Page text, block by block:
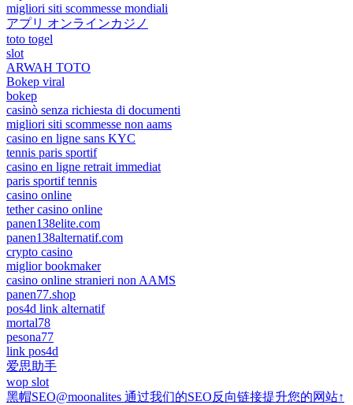
migliori siti scommesse mondiali
アプリ オンラインカジノ
toto togel
slot
ARWAH TOTO
Bokep viral
bokep
casinò senza richiesta di documenti
migliori siti scommesse non aams
casino en ligne sans KYC
tennis paris sportif
casino en ligne retrait immediat
paris sportif tennis
casino online
tether casino online
panen138elite.com
panen138alternatif.com
crypto casino
miglior bookmaker
casino online stranieri non AAMS
panen77.shop
pos4d link alternatif
mortal78
pesona77
link pos4d
爱思助手
wop slot
黑帽SEO@moonalites 通过我们的SEO反向链接提升您的网站↑